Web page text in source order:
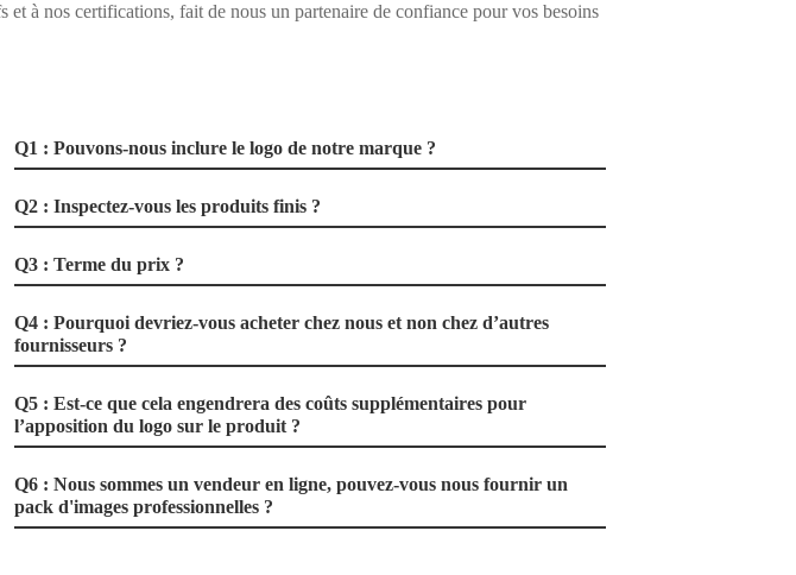
à nos certifications, fait de nous un partenaire de confiance pour vos besoins
Q1 : Pouvons-nous inclure le logo de notre marque ?
Q2 : Inspectez-vous les produits finis ?
Q3 : Terme du prix ?
Q4 : Pourquoi devriez-vous acheter chez nous et non chez d’autres
fournisseurs ?
Q5 : Est-ce que cela engendrera des coûts supplémentaires pour
l’apposition du logo sur le produit ?
Q6 : Nous sommes un vendeur en ligne, pouvez-vous nous fournir un
pack d'images professionnelles ?